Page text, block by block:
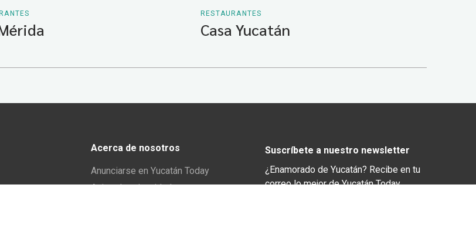
RESTAURANTES
Casa Yucatán
Acerca de nosotros
Anunciarse en Yucatán Today
Aviso de privacidad
Suscríbete a nuestro newsletter
¿Enamorado de Yucatán? Recibe en tu
correo lo mejor de Yucatán Today.